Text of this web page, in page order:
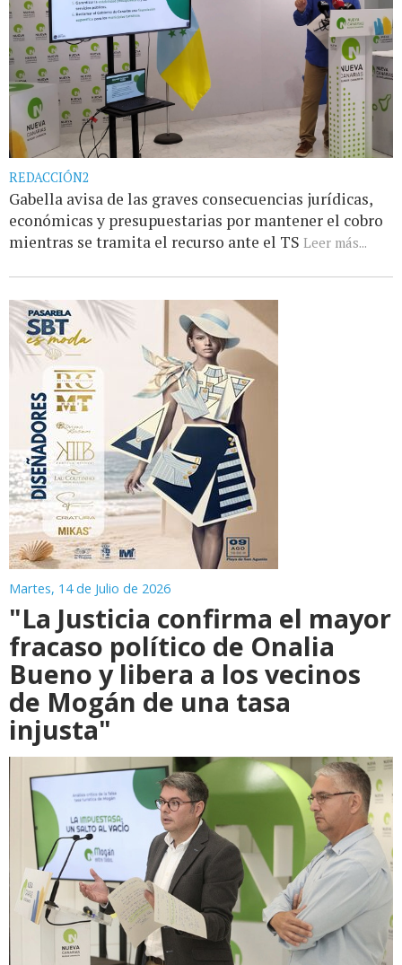
REDACCIÓN2
Gabella avisa de las graves consecuencias jurídicas,
económicas y presupuestarias por mantener el cobro
mientras se tramita el recurso ante el TS Leer más...
Martes, 14 de Julio de 2026
"La Justicia confirma el mayor
fracaso político de Onalia
Bueno y libera a los vecinos
de Mogán de una tasa
injusta"